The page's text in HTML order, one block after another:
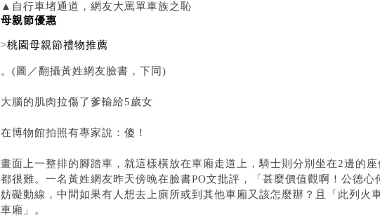
▲自行車堵通道，網友大罵單車族之恥
母親節優惠
>桃園母親節禮物推薦
。(圖／翻攝黃姓網友臉書，下同)
大腦的肌肉拉傷了爹輸給5歲女
在博物館拍照有專家說：傻！
畫面上一整排的腳踏車，就這樣橫放在車廂走道上，騎士則分別坐在2邊的
都很難。一名黃姓網友昨天傍晚在臉書PO文批評，「甚麼價值觀啊！公德心
妨礙動線，中間如果有人想去上廁所或到其他車廂又該怎麼辦？且「此列火
車廂」。